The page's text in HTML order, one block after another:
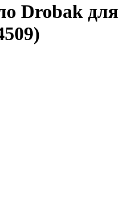
Drobak для